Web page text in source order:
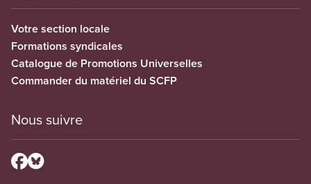
Votre section locale
Formations syndicales
Catalogue de Promotions Universelles
Commander du matériel du SCFP
Nous suivre